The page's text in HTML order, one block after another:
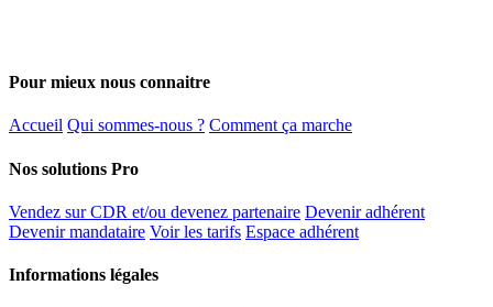
Pour mieux nous connaitre
Accueil Qui sommes-nous ? Comment ça marche
Nos solutions Pro
Vendez sur CDR et/ou devenez partenaire Devenir adhérent
Devenir mandataire Voir les tarifs Espace adhérent
Informations légales